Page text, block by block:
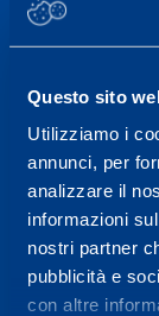
Questo sito
Utilizziamo i
annunci, per
analizzare il
informazioni
nostri partner
pubblicità e
con altre
Sport Service
informazioni:
lunedì a
ORARI DI
Da Lunedì al
08.30 - 18.30